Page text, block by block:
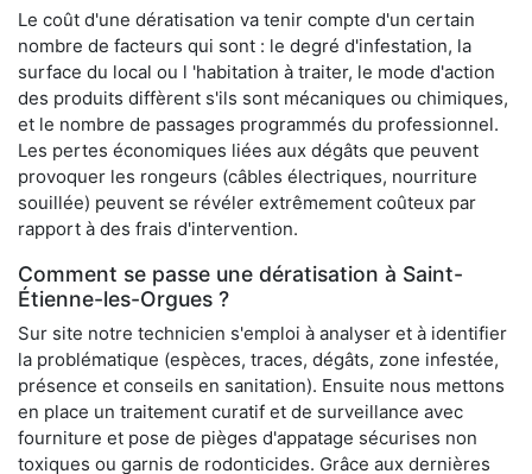
Le coût d'une dératisation va tenir compte d'un certain
nombre de facteurs qui sont : le degré d'infestation, la
surface du local ou l 'habitation à traiter, le mode d'action
des produits diffèrent s'ils sont mécaniques ou chimiques,
et le nombre de passages programmés du professionnel.
Les pertes économiques liées aux dégâts que peuvent
provoquer les rongeurs (câbles électriques, nourriture
souillée) peuvent se révéler extrêmement coûteux par
rapport à des frais d'intervention.
Comment se passe une dératisation à Saint-
Étienne-les-Orgues ?
Sur site notre technicien s'emploi à analyser et à identifier
la problématique (espèces, traces, dégâts, zone infestée,
présence et conseils en sanitation). Ensuite nous mettons
en place un traitement curatif et de surveillance avec
fourniture et pose de pièges d'appatage sécurises non
toxiques ou garnis de rodonticides. Grâce aux dernières